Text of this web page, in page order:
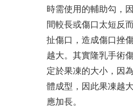
時需使用的輔助勾，
間較長或傷口太短反
扯傷口，造成傷口挫
越大。其實隆乳手術
定於果凍的大小，因
體成型，因此果凍越
應加長。